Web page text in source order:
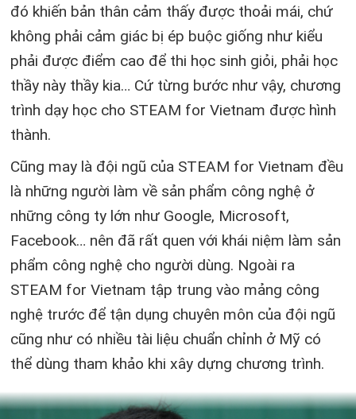
đó khiến bản thân cảm thấy được thoải mái, chứ
không phải cảm giác bị ép buộc giống như kiểu
phải được điểm cao để thi học sinh giỏi, phải học
thầy này thầy kia… Cứ từng bước như vậy, chương
trình dạy học cho STEAM for Vietnam được hình
thành.
Cũng may là đội ngũ của STEAM for Vietnam đều
là những người làm về sản phẩm công nghệ ở
những công ty lớn như Google, Microsoft,
Facebook… nên đã rất quen với khái niệm làm sản
phẩm công nghệ cho người dùng. Ngoài ra
STEAM for Vietnam tập trung vào mảng công
nghệ trước để tận dụng chuyên môn của đội ngũ
cũng như có nhiều tài liệu chuẩn chỉnh ở Mỹ có
thể dùng tham khảo khi xây dựng chương trình.